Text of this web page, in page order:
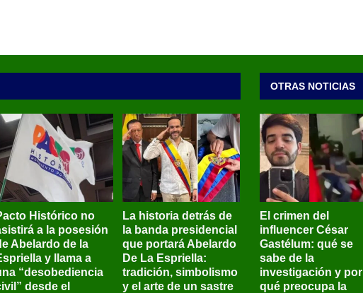
Histórico no
a la posesión
Abelardo de la
y llama a
“desobediencia
desde el
La historia detrás de
la banda presidencial
que portará Abelardo
De La Espriella:
tradición, simbolismo
y el arte de un sastre
OTRAS NOTICIAS
El crimen del
influencer César
Gastélum: qué se
sabe de la
investigación y por
qué preocupa la